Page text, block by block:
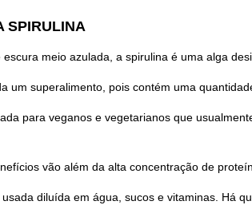
SPIRULINA
escura meio azulada, a spirulina é uma alga
um superalimento, pois contém uma
para veganos e vegetarianos que
vão além da alta concentração de
diluída em água, sucos e vitaminas. Há